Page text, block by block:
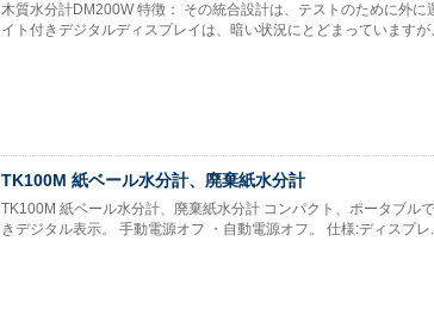
木質水分計DM200W 特徴： その統合設計は、テストのために外に
イト付きデジタルディスプレイは、暗い状況にとどまっていますが
TK100M 紙ベール水分計、廃棄紙水分計
TK100M 紙ベール水分計、廃棄紙水分計 コンパクト、ポータブル
きデジタル表示。 手動電源オフ ・自動電源オフ。 仕様:ディスプレ